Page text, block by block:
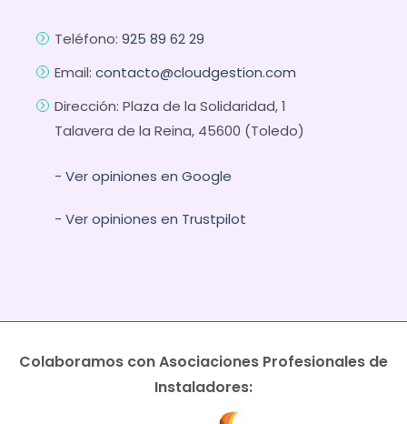
Teléfono: 925 89 62 29
Email: contacto@cloudgestion.com
Dirección: Plaza de la Solidaridad, 1
Talavera de la Reina, 45600 (Toledo)
- Ver opiniones en Google
- Ver opiniones en Trustpilot
Colaboramos con Asociaciones Profesionales de
Instaladores: